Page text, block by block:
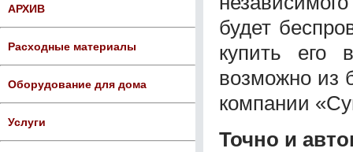
АРХИВ
Расходные материалы
Оборудование для дома
Услуги
будет
купить его
возможно из
компании
Точно и